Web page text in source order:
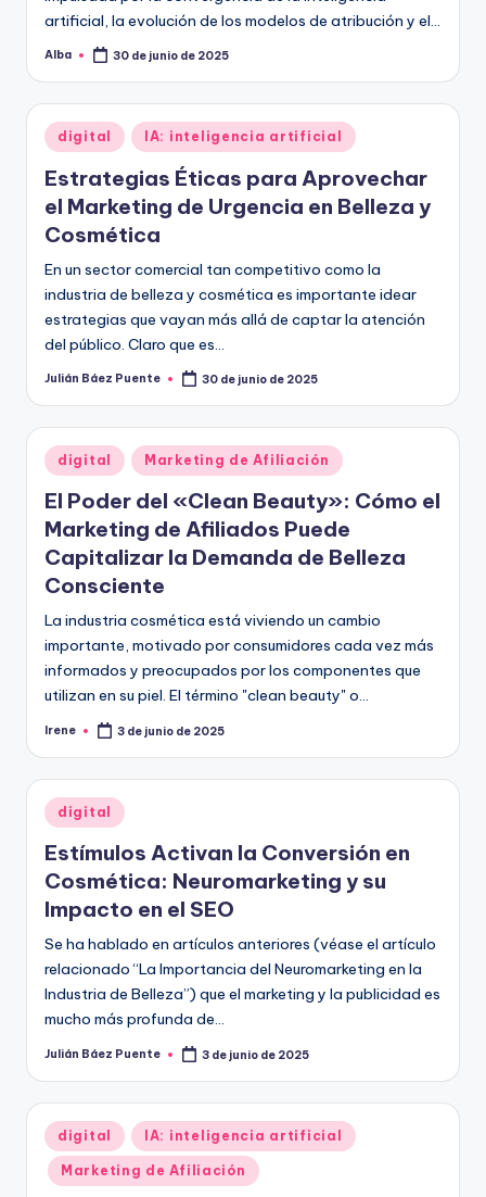
artificial, la evolución de los modelos de atribución y el…
Publicado
Alba 30 de junio de 2025
Publicado
en
digital IA: inteligencia artificial
Estrategias Éticas para Aprovechar
el Marketing de Urgencia en Belleza y
Cosmética
En un sector comercial tan competitivo como la
industria de belleza y cosmética es importante idear
estrategias que vayan más allá de captar la atención
del público. Claro que es…
Publicado
Julián Báez Puente 30 de junio de 2025
Publicado
en
digital Marketing de Afiliación
El Poder del «Clean Beauty»: Cómo el
Marketing de Afiliados Puede
Capitalizar la Demanda de Belleza
Consciente
La industria cosmética está viviendo un cambio
importante, motivado por consumidores cada vez más
informados y preocupados por los componentes que
utilizan en su piel. El término "clean beauty" o…
Publicado
Irene 3 de junio de 2025
Publicado
en
digital
Estímulos Activan la Conversión en
Cosmética: Neuromarketing y su
Impacto en el SEO
Se ha hablado en artículos anteriores (véase el artículo
relacionado “La Importancia del Neuromarketing en la
Industria de Belleza”) que el marketing y la publicidad es
mucho más profunda de…
Publicado
Julián Báez Puente 3 de junio de 2025
Publicado
en
digital IA: inteligencia artificial
Marketing de Afiliación